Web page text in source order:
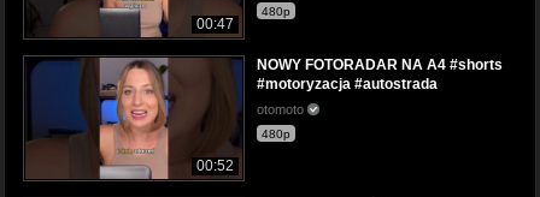
00:47
480p
00:52
NOWY FOTORADAR NA A4 #shorts
#motoryzacja #autostrada
otomoto
480p